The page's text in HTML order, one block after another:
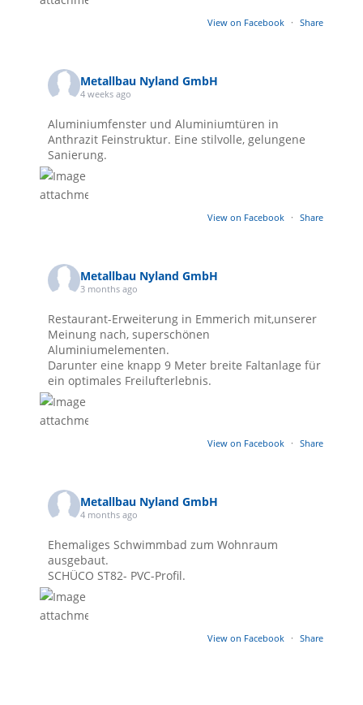
View on Facebook · Share
Metallbau Nyland GmbH
4 weeks ago
Aluminiumfenster und Aluminiumtüren in
Anthrazit Feinstruktur. Eine stilvolle, gelungene
Sanierung.
View on Facebook · Share
Metallbau Nyland GmbH
3 months ago
Restaurant-Erweiterung in Emmerich mit,unserer
Meinung nach, superschönen
Aluminiumelementen.
Darunter eine knapp 9 Meter breite Faltanlage für
ein optimales Freilufterlebnis.
View on Facebook · Share
Metallbau Nyland GmbH
4 months ago
Ehemaliges Schwimmbad zum Wohnraum
ausgebaut.
SCHÜCO ST82- PVC-Profil.
View on Facebook · Share